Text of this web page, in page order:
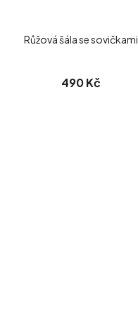
Růžová šála se sovičkami
490 Kč